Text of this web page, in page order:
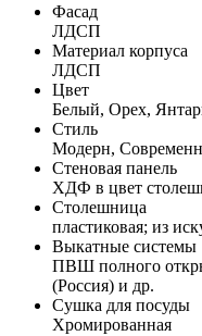
Фасад
ЛДСП
Материал корпуса
ЛДСП
Цвет
Белый, Орех,
Стиль
Модерн,
Стеновая панель
ХДФ в цвет
Столешница
пластиковая; из
Выкатные системы
ПВШ полного
(Россия) и др.
Сушка для посуды
Хромированная